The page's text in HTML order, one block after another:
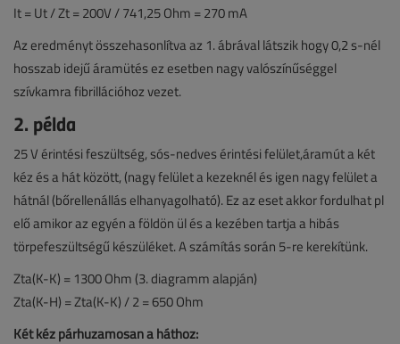
It = Ut / Zt = 200V / 741,25 Ohm = 270 mA
Az eredményt összehasonlítva az 1. ábrával látszik hogy 0,2 s-nél
hosszab idejű áramütés ez esetben nagy valószínűséggel
szívkamra fibrillációhoz vezet.
2. példa
25 V érintési feszültség, sós-nedves érintési felület,áramút a két
kéz és a hát között, (nagy felület a kezeknél és igen nagy felület a
hátnál (bőrellenállás elhanyagolható). Ez az eset akkor fordulhat pl
elő amikor az egyén a földön ül és a kezében tartja a hibás
törpefeszültségű készüléket. A számítás során 5-re kerekítünk.
Zta(K-K) = 1300 Ohm (3. diagramm alapján)
Zta(K-H) = Zta(K-K) / 2 = 650 Ohm
Két kéz párhuzamosan a háthoz: